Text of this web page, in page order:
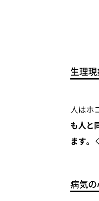
生理
人はホ
も人と
ます。
病気